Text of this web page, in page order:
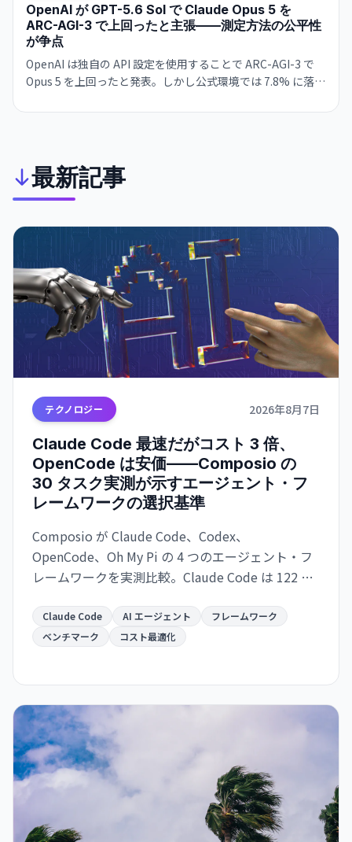
OpenAI が GPT-5.6 Sol で Claude Opus 5 を
ARC-AGI-3 で上回ったと主張——測定方法の公平性
が争点
OpenAI は独自の API 設定を使用することで ARC-AGI-3 で
Opus 5 を上回ったと発表。しかし公式環境では 7.8% に落ち
最新記事
テクノロジー 2026年8月7日
Claude Code 最速だがコスト 3 倍、
OpenCode は安価——Composio の
30 タスク実測が示すエージェント・フ
レームワークの選択基準
Composio が Claude Code、Codex、
OpenCode、Oh My Pi の 4 つのエージェント・フ
レームワークを実測比較。Claude Code は 122 秒/
は $0.073 で 2.7 倍安いが遅い。成功率は接近。速
度か価格か、用途で選別が必須。
Claude Code AI エージェント
フレームワーク
ベンチマーク
コスト最適化